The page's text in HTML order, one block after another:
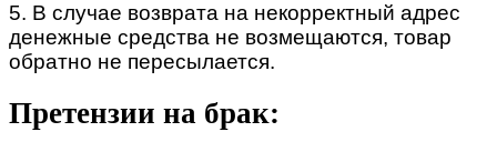
5. В случае возврата на некорректный адрес
денежные средства не возмещаются, товар
обратно не пересылается.
Претензии на брак: